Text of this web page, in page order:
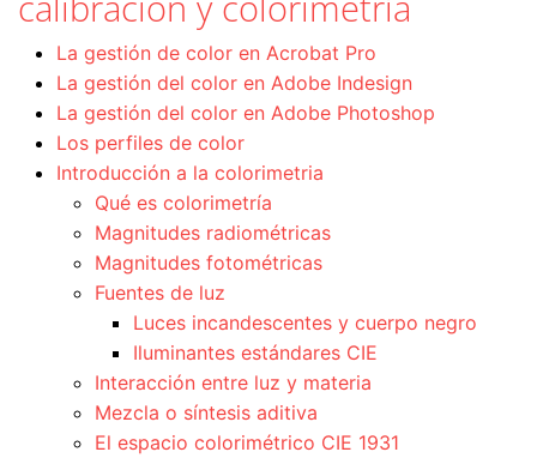
La gestión de color en Acrobat Pro
La gestión del color en Adobe Indesign
La gestión del color en Adobe Photoshop
Los perfiles de color
Introducción a la colorimetria
Qué es colorimetría
Magnitudes radiométricas
Magnitudes fotométricas
Fuentes de luz
Luces incandescentes y cuerpo negro
Iluminantes estándares CIE
Interacción entre luz y materia
Mezcla o síntesis aditiva
El espacio colorimétrico CIE 1931